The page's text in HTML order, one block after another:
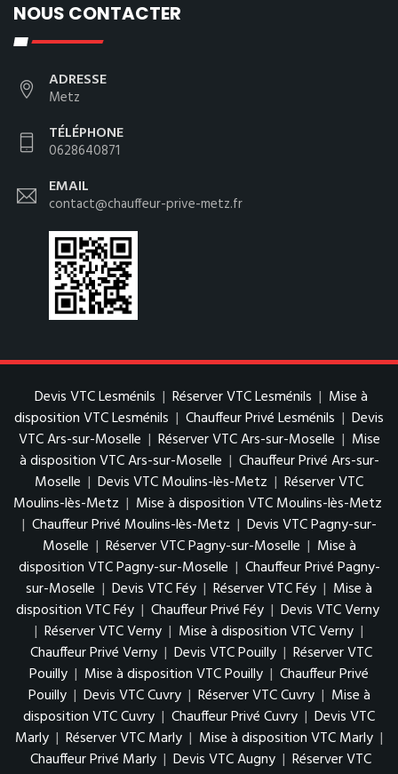
NOUS CONTACTER
ADRESSE
Metz
TÉLÉPHONE
0628640871
EMAIL
contact@chauffeur-prive-metz.fr
Devis VTC Lesménils | Réserver VTC Lesménils | Mise à
disposition VTC Lesménils | Chauffeur Privé Lesménils | Devis
VTC Ars-sur-Moselle | Réserver VTC Ars-sur-Moselle | Mise
à disposition VTC Ars-sur-Moselle | Chauffeur Privé Ars-sur-
Moselle | Devis VTC Moulins-lès-Metz | Réserver VTC
Moulins-lès-Metz | Mise à disposition VTC Moulins-lès-Metz
| Chauffeur Privé Moulins-lès-Metz | Devis VTC Pagny-sur-
Moselle | Réserver VTC Pagny-sur-Moselle | Mise à
disposition VTC Pagny-sur-Moselle | Chauffeur Privé Pagny-
sur-Moselle | Devis VTC Féy | Réserver VTC Féy | Mise à
disposition VTC Féy | Chauffeur Privé Féy | Devis VTC Verny
| Réserver VTC Verny | Mise à disposition VTC Verny |
Chauffeur Privé Verny | Devis VTC Pouilly | Réserver VTC
Pouilly | Mise à disposition VTC Pouilly | Chauffeur Privé
Pouilly | Devis VTC Cuvry | Réserver VTC Cuvry | Mise à
disposition VTC Cuvry | Chauffeur Privé Cuvry | Devis VTC
Marly | Réserver VTC Marly | Mise à disposition VTC Marly |
Chauffeur Privé Marly | Devis VTC Augny | Réserver VTC